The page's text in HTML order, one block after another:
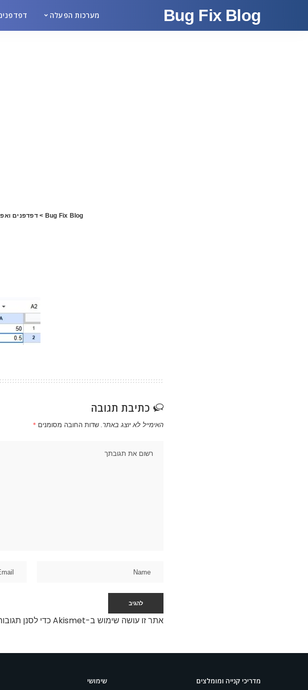
Bug Fix Blog מערכות הפעלה
Bug Fix Blog
>דפדפנים
כתיבת תגובה
האימייל לא יוצג באתר. שדות החובה מסומנים *
אתר זו עושה שימוש ב-Akismet כדי לסנן תגובות זבל.
מדריכי קנייה ומומלצים שימושי